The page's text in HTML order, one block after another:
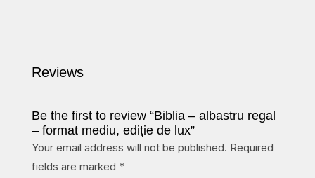
Reviews
Be the first to review “Biblia – albastru regal
– format mediu, ediție de lux”
Your email address will not be published. Required
fields are marked *